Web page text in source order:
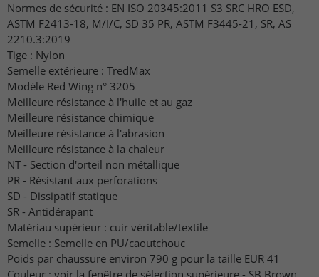
Normes de sécurité : EN ISO 20345:2011 S3 SRC HRO ESD,
ASTM F2413-18, M/I/C, SD 35 PR, ASTM F3445-21, SR, AS
2210.3:2019
Tige : Nylon
Semelle extérieure : TredMax
Modèle Red Wing n° 3205
Meilleure résistance à l'huile et au gaz
Meilleure résistance chimique
Meilleure résistance à l'abrasion
Meilleure résistance à la chaleur
NT - Section d'orteil non métallique
PR - Résistant aux perforations
SD - Dissipatif statique
SR - Antidérapant
Matériau supérieur : cuir véritable/textile
Semelle : Semelle en PU/caoutchouc
Poids par chaussure environ 790 g pour la taille EUR 41
Couleur : voir la fenêtre de sélection supérieure - SB Brown